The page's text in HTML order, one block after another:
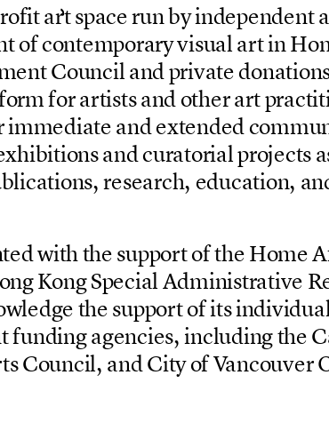
rofitartspacerunbyindependenta
tofcontemporaryvisualartinHo
entCouncilandprivatedonation
ormforartistsandotherartpractit
immediateandextendedcommu
xhibitionsandcuratorialprojectsa
blications,research, education, an
tedwiththesupportoftheHomeA
ongKongSpecialAdministrative R
wledgethesupportofitsindividua
tfundingagencies,includingtheC
tsCouncil, andCityofVancouver